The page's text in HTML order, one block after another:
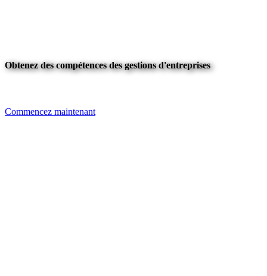
Obtenez des compétences des gestions d'entreprises
Commencez maintenant